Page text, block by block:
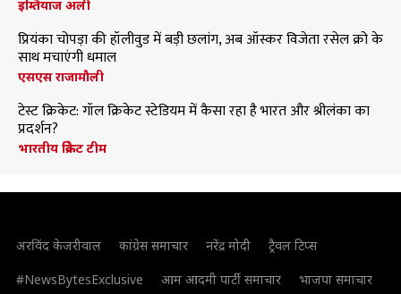
इम्तियाज अली
प्रियंका चोपड़ा की हॉलीवुड में बड़ी छलांग, अब ऑस्कर विजेता रसेल क्रो के
साथ मचाएंगी धमाल
एसएस राजामौली
टेस्ट क्रिकेट: गॉल क्रिकेट स्टेडियम में कैसा रहा है भारत और श्रीलंका का
प्रदर्शन?
भारतीय क्रिकेट टीम
अरविंद केजरीवाल कांग्रेस समाचार नरेंद्र मोदी
ट्रैवल टिप्स
#NewsBytesExclusive
आम आदमी पार्टी समाचार
भाजपा समाचार